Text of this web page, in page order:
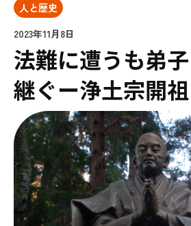
人と歴史
2023年11月8日
法難に遭うも弟
継ぐー浄土宗開